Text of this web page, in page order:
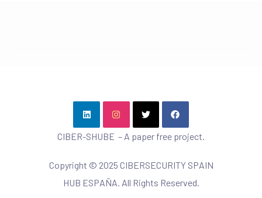
CIBER-SHUBE – A paper free project.
Copyright © 2025 CIBERSECURITY SPAIN
HUB ESPAÑA. All Rights Reserved.